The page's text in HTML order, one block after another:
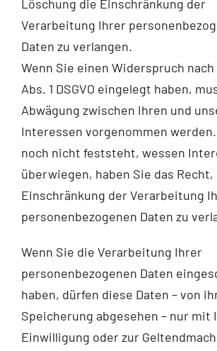
Löschung die Einschränkung der
Verarbeitung Ihrer
Daten zu verlangen.
Wenn Sie einen Widerspruch nach
Abs. 1 DSGVO eingelegt haben,
Abwägung zwischen Ihren und
Interessen vorgenommen
noch nicht feststeht, wessen
überwiegen, haben Sie das Recht,
Einschränkung der Verarbeitung
personenbezogenen Daten zu
Wenn Sie die Verarbeitung Ihrer
personenbezogenen Daten
haben, dürfen diese Daten – von
Speicherung abgesehen – nur mit
Einwilligung oder zur